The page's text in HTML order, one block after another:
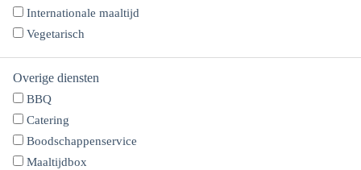
Internationale maaltijd
Vegetarisch
Overige diensten
BBQ
Catering
Boodschappenservice
Maaltijdbox